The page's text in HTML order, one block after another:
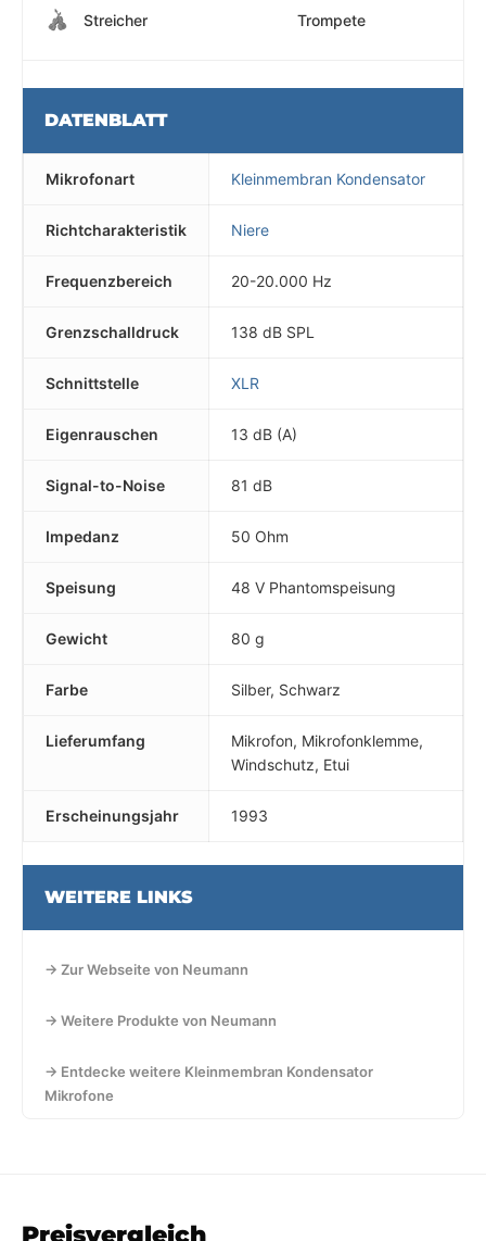
Streicher Trompete
DATENBLATT
Mikrofonart Kleinmembran Kondensator
Richtcharakteristik Niere
Frequenzbereich 20-20.000 Hz
Grenzschalldruck 138 dB SPL
Schnittstelle XLR
Eigenrauschen 13 dB (A)
Signal-to-Noise 81 dB
Impedanz 50 Ohm
Speisung 48 V Phantomspeisung
Gewicht 80 g
Farbe Silber, Schwarz
Lieferumfang
Mikrofon, Mikrofonklemme,
Windschutz, Etui
Erscheinungsjahr 1993
WEITERE LINKS
→ Zur Webseite von Neumann
→ Weitere Produkte von Neumann
→ Entdecke weitere Kleinmembran Kondensator
Mikrofone
Preisvergleich